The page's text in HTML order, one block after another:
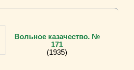
Вольное казачество. №
171
(1935)